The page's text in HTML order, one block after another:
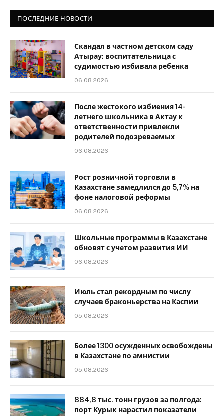
ПОСЛЕДНИЕ НОВОСТИ
Скандал в частном детском саду
Атырау: воспитательница с
судимостью избивала ребенка
06.08.2026
После жестокого избиения 14-
летнего школьника в Актау к
ответственности привлекли
родителей подозреваемых
06.08.2026
Рост розничной торговли в
Казахстане замедлился до 5,7% на
фоне налоговой реформы
06.08.2026
Школьные программы в Казахстане
обновят с учетом развития ИИ
06.08.2026
Июль стал рекордным по числу
случаев браконьерства на Каспии
05.08.2026
Более 1300 осужденных освобождены
в Казахстане по амнистии
05.08.2026
884,8 тыс. тонн грузов за полгода:
порт Курык нарастил показатели